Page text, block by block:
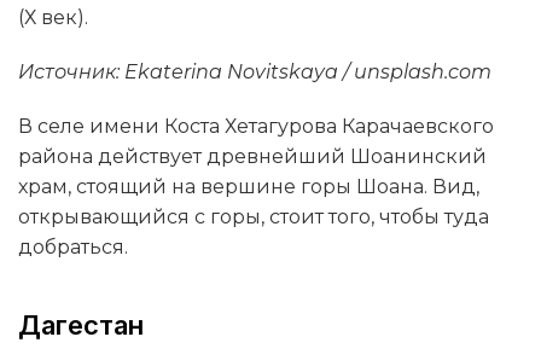
(Х век).
Источник: Ekaterina Novitskaya / unsplash.com
В селе имени Коста Хетагурова Карачаевского
района действует древнейший Шоанинский
храм, стоящий на вершине горы Шоана. Вид,
открывающийся с горы, стоит того, чтобы туда
добраться.
Дагестан